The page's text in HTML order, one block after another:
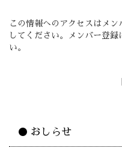
この情報へのアクセスはメ
してください。メンバー登
い。
● おしらせ